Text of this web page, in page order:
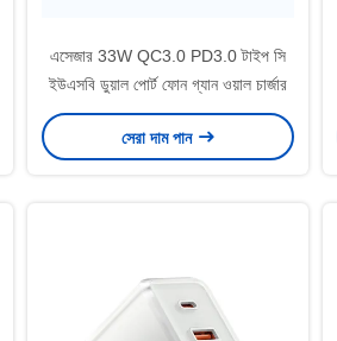
এসেজার 33W QC3.0 PD3.0 টাইপ সি
ইউএসবি ডুয়াল পোর্ট ফোন গ্যান ওয়াল চার্জার
সেরা দাম পান